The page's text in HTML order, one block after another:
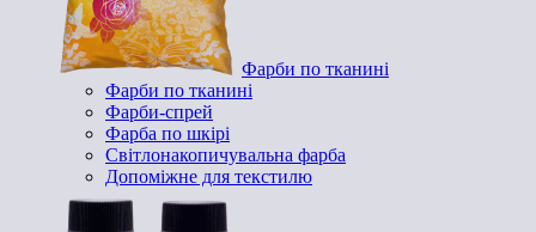
Фарби по тканині
Фарби по тканині
Фарби-спрей
Фарба по шкірі
Світлонакопичувальна фарба
Допоміжне для текстилю